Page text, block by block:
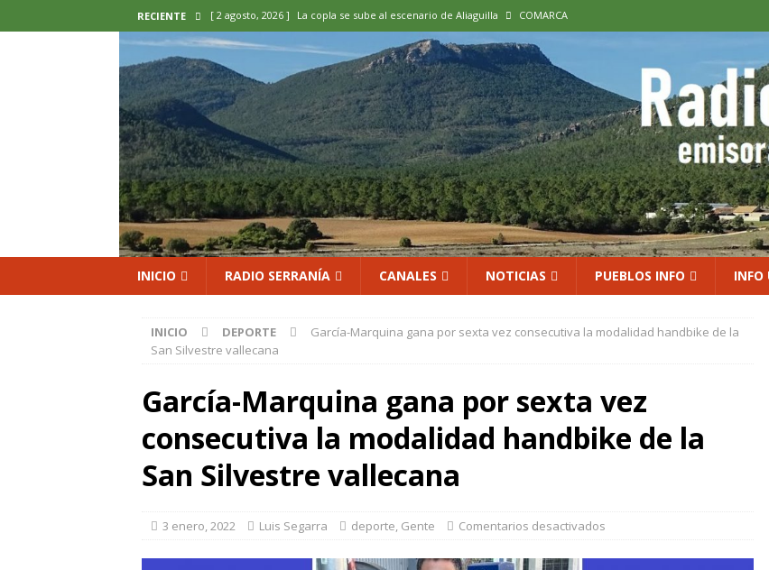
RECIENTE [ 2 agosto, 2026 ] La copla se sube al escenario de Aliaguilla COMARCA
[ 2 agosto, 2026 ] Cardenete convierte sus calles en un museo al aire libre con una innovadora ruta sobre
micología y patrimonio COMARCA
[ 2 agosto, 2026 ] El calor pone en jaque al vino: la vendimia más temprana de la historia ya es una realidad
ENOLOGIA
[ 2 agosto, 2026 ] El REBI Cuenca echa a rodar con ilusión renovada DEPORTE
[ 2 agosto, 2026 ] Landete inaugura la exposición colectiva «El presente eterno» en el Centro de Arte Loma
del Olvido COMARCA
INICIO RADIO SERRANÍA CANALES NOTICIAS PUEBLOS INFO INFO
INICIO DEPORTE
García-Marquina gana por sexta vez consecutiva la modalidad handbike de la
San Silvestre vallecana
García-Marquina gana por sexta vez
consecutiva la modalidad handbike de la
San Silvestre vallecana
3 enero, 2022 Luis Segarra deporte, Gente Comentarios desactivados